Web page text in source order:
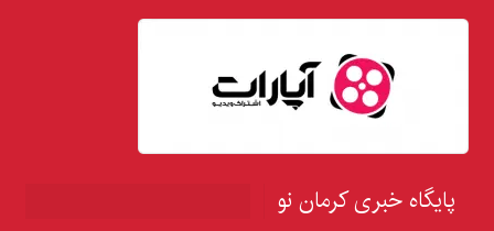
پایگاه خبری کرمان نو